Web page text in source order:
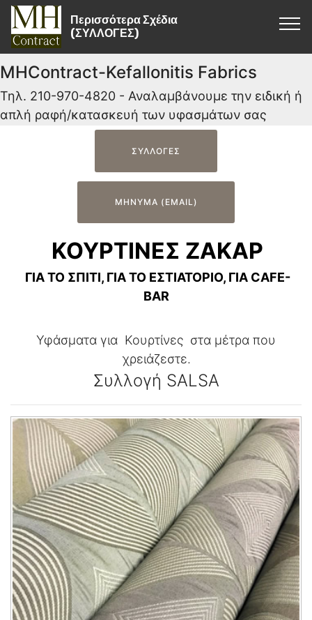
Περισσότερα Σχέδια
(ΣΥΛΛΟΓΕΣ)
MHContract-Kefallonitis Fabrics
Τηλ. 210-970-4820 - Αναλαμβάνουμε την ειδική ή
απλή ραφή/κατασκευή των υφασμάτων σας
ΣΥΛΛΟΓΕΣ
ΜΗΝΥΜΑ (EMAIL)
ΚΟΥΡΤΙΝΕΣ ΖΑΚΑΡ
ΓΙΑ ΤΟ ΣΠΙΤΙ, ΓΙΑ ΤΟ ΕΣΤΙΑΤΟΡΙΟ, ΓΙΑ CAFE-
BAR
Υφάσματα για Κουρτίνες στα μέτρα που
χρειάζεστε.
Συλλογή SALSA